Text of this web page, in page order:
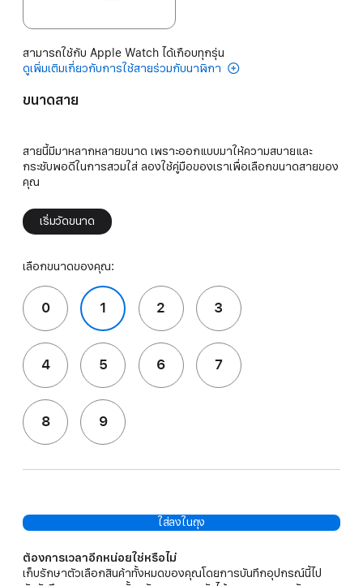
สามารถใช้กับ Apple Watch ได้เกือบทุกรุ่น
ดูเพิ่มเติมเกี่ยวกับการใช้สายร่วมกับนาฬิกา
ขนาดสาย
สายนี้มีมาหลากหลายขนาด เพราะออกแบบมาให้ความสบายและ
กระชับพอดีในการสวมใส่ ลองใช้คู่มือของเราเพื่อเลือกขนาดสายของ
คุณ
เริ่มวัดขนาด
เลือกขนาดของคุณ:
0 1 2 3
4 5 6 7
8 9
ใส่ลงในถุง
ต้องการเวลาอีกหน่อยใช่หรือไม่
เก็บรักษาตัวเลือกสินค้าทั้งหมดของคุณโดยการบันทึกอุปกรณ์นี้ไป